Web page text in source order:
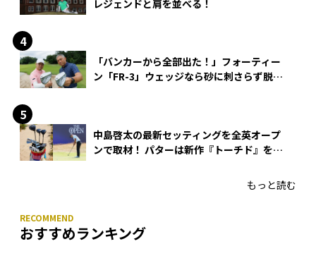
レジェンドと肩を並べる！
「バンカーから全部出た！」フォーティー
ン「FR-3」ウェッジなら砂に刺さらず脱出
中島啓太の最新セッティングを全英オープ
ンで取材！ パターは新作『トーチド』を投
もっと読む
おすすめランキング